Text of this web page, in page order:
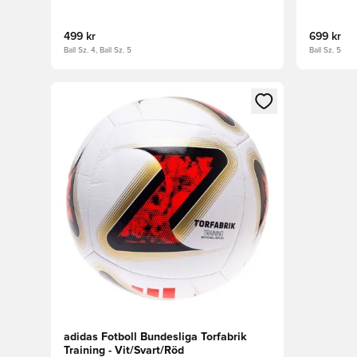
499 kr
Ball Sz. 4, Ball Sz. 5
699 kr
Ball Sz. 5
Öppnar en Modal för att logga in eller registrera dig
adidas Fotboll Bundesliga Torfabrik
Training - Vit/Svart/Röd